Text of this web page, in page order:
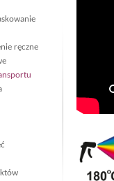
ręczne